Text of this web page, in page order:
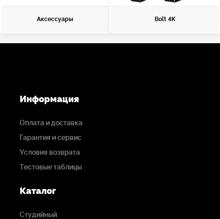
Аксессуары Bolt 4K
Информация
Оплата и доставка
Гарантия и сервис
Условия возврата
Тестовые таблицы
Каталог
Студийный